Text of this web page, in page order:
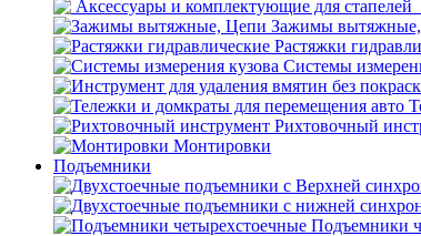
Зажимы
Растяжки
Системы
Рихтовочный
Монтировки
Подъемники
Подъемники